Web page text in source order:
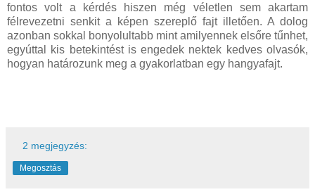
fontos volt a kérdés hiszen még véletlen sem akartam
félrevezetni senkit a képen szereplő fajt illetően. A dolog
azonban sokkal bonyolultabb mint amilyennek elsőre tűnhet,
egyúttal kis betekintést is engedek nektek kedves olvasók,
hogyan határozunk meg a gyakorlatban egy hangyafajt.
2 megjegyzés:
Megosztás